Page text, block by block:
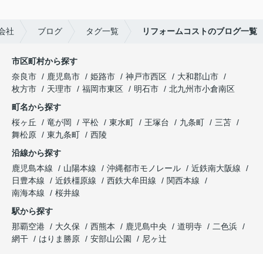
社 ブログ タグ一覧 リフォームコストのブログ一覧
市区町村から探す
奈良市
鹿児島市 姫路市 神戸市西区
大和郡山市
枚方市
天理市 福岡市東区 明石市
北九州市小倉南区
町名から探す
桜ヶ丘
竜が岡 平松 東水町 王塚台 九条町
三苫
舞松原
東九条町
西陵
沿線から探す
鹿児島本線
山陽本線 沖縄都市モノレール
近鉄南大阪線
日豊本線
近鉄橿原線 西鉄大牟田線
関西本線
南海本線
桜井線
駅から探す
那覇空港
大久保 西熊本 鹿児島中央 道明寺
二色浜
網干
はりま勝原 安部山公園 尼ヶ辻